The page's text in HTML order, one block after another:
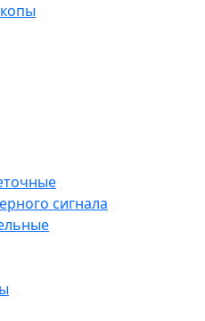
сигнала